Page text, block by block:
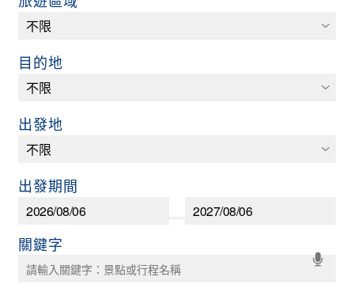
目的地
出發地
出發期間